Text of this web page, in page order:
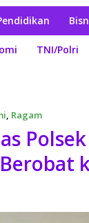
TNI/Polri
, Ragam